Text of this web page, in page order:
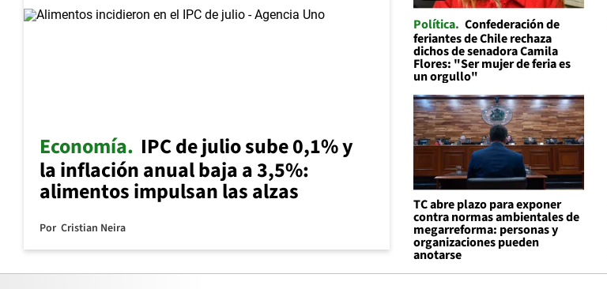
Economía IPC de julio sube 0,1% y
la inflación anual baja a 3,5%:
alimentos impulsan las alzas
Por Cristian Neira
Política Confederación de
feriantes de Chile rechaza
dichos de senadora Camila
Flores: "Ser mujer de feria es
un orgullo"
TC abre plazo para exponer
contra normas ambientales de
megarreforma: personas y
organizaciones pueden
anotarse